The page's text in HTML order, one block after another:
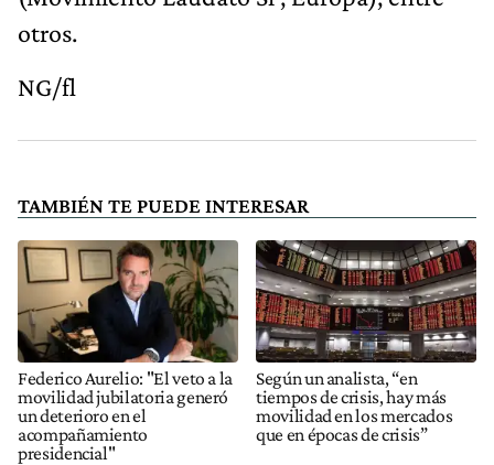
otros.
NG/fl
TAMBIÉN TE PUEDE INTERESAR
Federico Aurelio: "El veto a la
movilidad jubilatoria generó
un deterioro en el
acompañamiento
presidencial"
Según un analista, “en
tiempos de crisis, hay más
movilidad en los mercados
que en épocas de crisis”